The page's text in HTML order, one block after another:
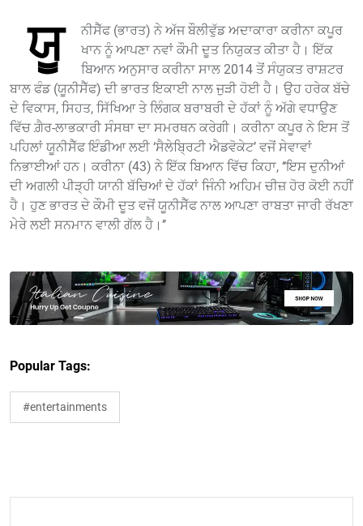
ਯੂ
ਨੀਸੈੱਫ (ਭਾਰਤ) ਨੇ ਅੱਜ ਬੌਲੀਵੁੱਡ ਅਦਾਕਾਰਾ ਕਰੀਨਾ ਕਪੂਰ
ਖਾਨ ਨੂੰ ਆਪਣਾ ਨਵਾਂ ਕੌਮੀ ਦੂਤ ਨਿਯੁਕਤ ਕੀਤਾ ਹੈ। ਇੱਕ
ਬਿਆਨ ਅਨੁਸਾਰ ਕਰੀਨਾ ਸਾਲ 2014 ਤੋਂ ਸੰਯੁਕਤ ਰਾਸ਼ਟਰ
ਬਾਲ ਫੰਡ (ਯੂਨੀਸੈੱਫ) ਦੀ ਭਾਰਤ ਇਕਾਈ ਨਾਲ ਜੁੜੀ ਹੋਈ ਹੈ। ਉਹ ਹਰੇਕ ਬੱਚੇ
ਦੇ ਵਿਕਾਸ, ਸਿਹਤ, ਸਿੱਖਿਆ ਤੇ ਲਿੰਗਕ ਬਰਾਬਰੀ ਦੇ ਹੱਕਾਂ ਨੂੰ ਅੱਗੇ ਵਧਾਉਣ
ਵਿੱਚ ਗ਼ੈਰ-ਲਾਭਕਾਰੀ ਸੰਸਥਾ ਦਾ ਸਮਰਥਨ ਕਰੇਗੀ। ਕਰੀਨਾ ਕਪੂਰ ਨੇ ਇਸ ਤੋਂ
ਪਹਿਲਾਂ ਯੂਨੀਸੈੱਫ ਇੰਡੀਆ ਲਈ ‘ਸੈਲੇਬ੍ਰਿਟੀ ਐਡਵੋਕੇਟ’ ਵਜੋਂ ਸੇਵਾਵਾਂ
ਨਿਭਾਈਆਂ ਹਨ। ਕਰੀਨਾ (43) ਨੇ ਇੱਕ ਬਿਆਨ ਵਿੱਚ ਕਿਹਾ, ‘‘ਇਸ ਦੁਨੀਆਂ
ਦੀ ਅਗਲੀ ਪੀੜ੍ਹੀ ਯਾਨੀ ਬੱਚਿਆਂ ਦੇ ਹੱਕਾਂ ਜਿੰਨੀ ਅਹਿਮ ਚੀਜ਼ ਹੋਰ ਕੋਈ ਨਹੀਂ
ਹੈ। ਹੁਣ ਭਾਰਤ ਦੇ ਕੌਮੀ ਦੂਤ ਵਜੋਂ ਯੂਨੀਸੈੱਫ ਨਾਲ ਆਪਣਾ ਰਾਬਤਾ ਜਾਰੀ ਰੱਖਣਾ
ਮੇਰੇ ਲਈ ਸਨਮਾਨ ਵਾਲੀ ਗੱਲ ਹੈ।’’
Popular Tags:
#entertainments